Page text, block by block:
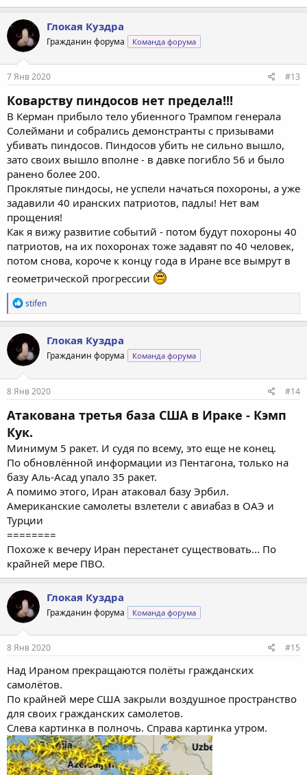
Глокая Куздра
Гражданин форума Команда форума
7 Янв 2020 #13
Коварству пиндосов нет предела!!!
В Керман прибыло тело убиенного Трампом генерала
Солеймани и собрались демонстранты с призывами
убивать пиндосов. Пиндосов убить не сильно вышло,
зато своих вышло вполне - в давке погибло 56 и было
ранено более 200.
Проклятые пиндосы, не успели начаться похороны, а уже
задавили 40 иранских патриотов, падлы! Нет вам
прощения!
Как я вижу развитие событий - потом будут похороны 40
патриотов, на их похоронах тоже задавят по 40 человек,
потом снова, короче к концу года в Иране все вымрут в
геометрической прогрессии
Р
е
а
к
ц
и
и
:
stifen
Глокая Куздра
Гражданин форума Команда форума
8 Янв 2020 #14
Атакована третья база США в Ираке - Кэмп
Кук.
Минимум 5 ракет. И судя по всему, это еще не конец.
По обновлённой информации из Пентагона, только на
базу Аль-Асад упало 35 ракет.
А помимо этого, Иран атаковал базу Эрбил.
Американские самолеты взлетели с авиабаз в ОАЭ и
Турции
========
Похоже к вечеру Иран перестанет существовать... По
крайней мере ПВО.
Глокая Куздра
Гражданин форума Команда форума
8 Янв 2020 #15
Над Ираном прекращаются полёты гражданских
самолётов.
По крайней мере США закрыли воздушное пространство
для своих гражданских самолетов.
Слева картинка в полночь. Справа картинка утром.